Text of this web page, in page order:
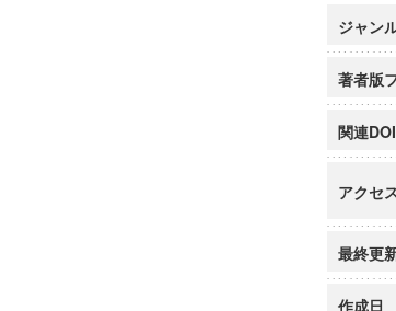
ジャン
著者版
関連DOI
アクセ
最終更
作成日